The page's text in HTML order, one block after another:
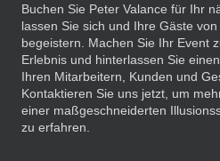
Buchen Sie Peter Valance für Ihr
lassen Sie sich und Ihre Gäste
begeistern. Machen Sie Ihr Event
Erlebnis und hinterlassen Sie
Ihren Mitarbeitern, Kunden und
Kontaktieren Sie uns jetzt, um
einer maßgeschneiderten
zu erfahren.